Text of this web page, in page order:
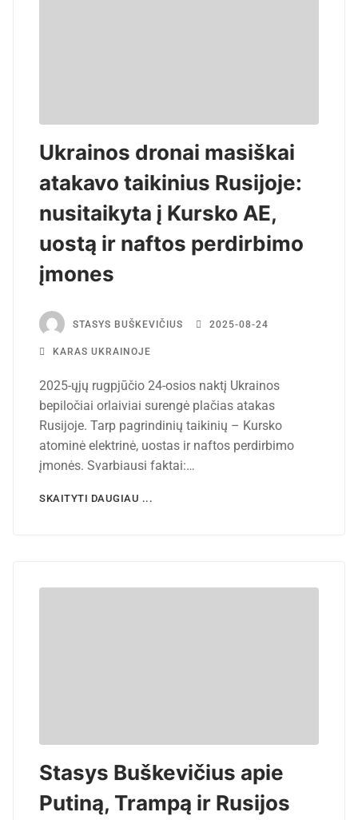
Ukrainos dronai masiškai
atakavo taikinius Rusijoje:
nusitaikyta į Kursko AE,
uostą ir naftos perdirbimo
įmones
STASYS BUŠKEVIČIUS 2025-08-24
KARAS UKRAINOJE
2025-ųjų rugpjūčio 24-osios naktį Ukrainos
bepiločiai orlaiviai surengė plačias atakas
Rusijoje. Tarp pagrindinių taikinių – Kursko
atominė elektrinė, uostas ir naftos perdirbimo
įmonės. Svarbiausi faktai:…
SKAITYTI DAUGIAU ...
Stasys Buškevičius apie
Putiną, Trampą ir Rusijos